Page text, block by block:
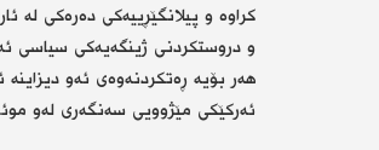
كراوه‌ و پیلانگێڕییه‌كی ده‌ره‌كی له‌
و دروستكردنی ژینگه‌یه‌كی سیاسی
هه‌ر بۆیه‌ ڕه‌تكردنه‌وه‌ی ئه‌و دیزاینه‌
ئه‌ركێكی مێژوویی سه‌نگه‌ری له‌و